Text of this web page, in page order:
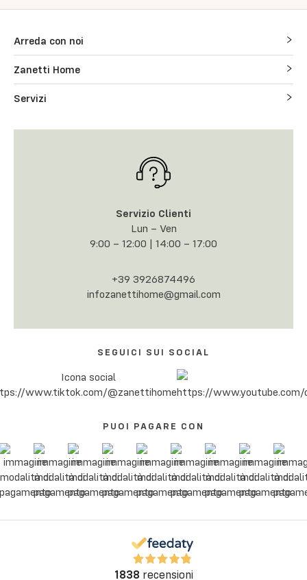
Arreda con noi
Zanetti Home
Servizi
Servizio Clienti
Lun – Ven
9:00 – 12:00 | 14:00 – 17:00
+39 3926874496
infozanettihome@gmail.com
SEGUICI SUI SOCIAL
PUOI PAGARE CON
1838 recensioni